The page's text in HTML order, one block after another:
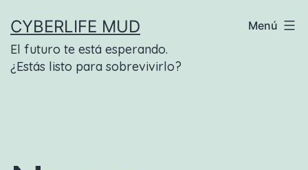
contenido
CYBERLIFE MUD
El futuro te está esperando.
¿Estás listo para sobrevivirlo?
Menú